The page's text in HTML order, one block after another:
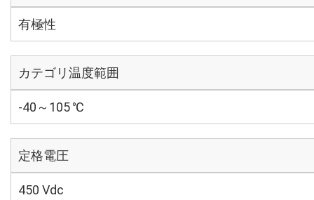
有極性
カテゴリ温度範囲
-40～105 ℃
定格電圧
450 Vdc